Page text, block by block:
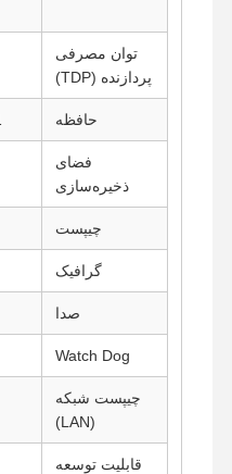
توان مصرفی
پردازنده (TDP)
حافظه
فضای
ذخیره‌سازی
چیپست
گرافیک
صدا
Watch Dog
چیپست شبکه
(LAN)
قابلیت توسعه